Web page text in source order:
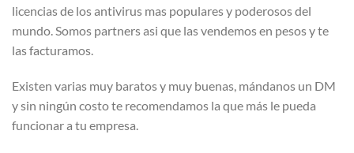
licencias de los antivirus mas populares y poderosos del
mundo. Somos partners asi que las vendemos en pesos y te
las facturamos.
Existen varias muy baratos y muy buenas, mándanos un DM
y sin ningún costo te recomendamos la que más le pueda
funcionar a tu empresa.